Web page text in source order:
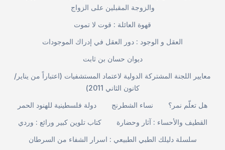
والزوجة المقبلين على الزواج
قهوة العائلة : قوت لا تموت
العقل و الوجود : دور العقل في إدراك الموجودات
ديوان حسان بن ثابت
معايير اللجنة المشتركة الدولية لاعتماد المستشفيات (اعتباراً من يناير/
كانون الثاني 2011)
دولة فلسطينية للهنود الحمر
نساء الشطرنج
هل تعلّم نمر؟
كتاب تلوين كبير ورائع : وردي
القطيف والأحساء : آثار وحضارة
سلسلة دليلك الطبي الطبيعي : اسرار الشفاء من السرطان